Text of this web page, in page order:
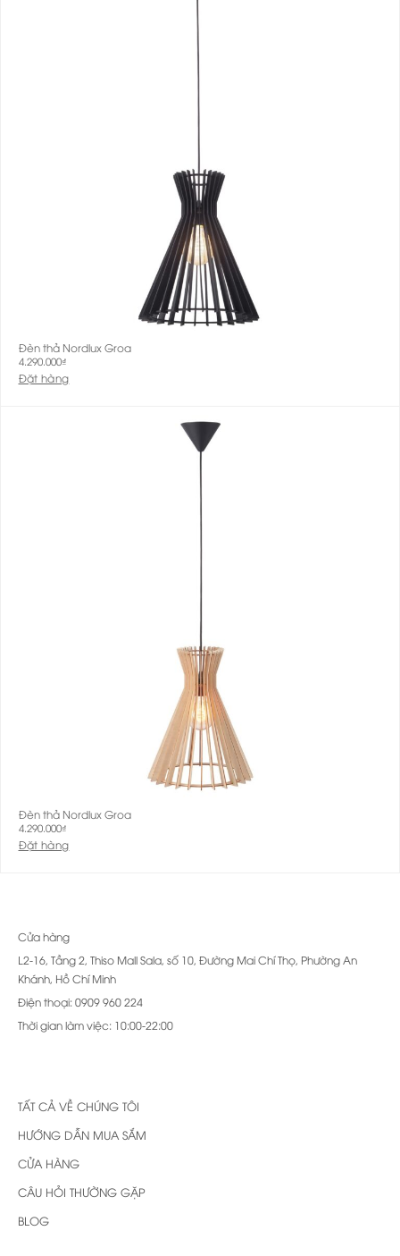
Đèn thả Nordlux Groa
4.290.000₫
Đặt hàng
Đèn thả Nordlux Groa
4.290.000₫
Đặt hàng
Cửa hàng
L2-16, Tầng 2, Thiso Mall Sala, số 10, Đường Mai Chí Thọ, Phường An
Khánh, Hồ Chí Minh
Điện thoại: 0909 960 224
Thời gian làm việc: 10:00-22:00
TẤT CẢ VỀ CHÚNG TÔI
HƯỚNG DẪN MUA SẮM
CỬA HÀNG
CÂU HỎI THƯỜNG GẶP
BLOG